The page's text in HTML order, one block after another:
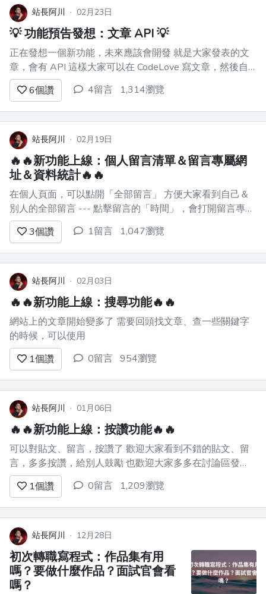
站長阿川 · 02月23日
💡 功能預告發想：文章 API 💡
正在發想一個新功能，未來應該會開發 就是大家發表的文
章，會有 API 這樣大家可以在 CodeLove 寫文章，然後自
己另外架部落格，撈自己文章的 API 比方說
`https://codelove.tw/api/@howtomakeaturn/posts` 類似這
樣 就拿到...
6個讚 4留言 1,314瀏覽
站長阿川 · 02月19日
🔥🔥新功能上線：個人留言清單＆留言專屬網
址＆資料統計🔥🔥
在個人頁面，可以點開「全部留言」 方便大家看到自己＆
別人的全部留言 --- 點擊留言的「時間」，會打開留言專屬
網址 方便讓留言有獨立網址，可以被分享、轉載出去 ---
並且，新增「資料統計」小區塊 方便查看目前已發表多少
資料 --- 網站功能持續...
3個讚 1留言 1,047瀏覽
站長阿川 · 02月03日
🔥🔥新功能上線：搜尋功能🔥🔥
網站上的文章開始變多了 需要回頭找文章、查一些關鍵字
的時候，可以使用
1個讚 0留言 954瀏覽
站長阿川 · 01月06日
🔥🔥新功能上線：按讚功能🔥🔥
可以對貼文、留言，按讚了 歡迎大家看到不錯的貼文、留
言，多多按讚，給別人鼓勵 也歡迎大家多多在討論區發
問、討論，這些發問＆回答，也都可以累積讚數 之後會開
發「讚數的個人統計功能」，讓累積讚數，顯示在個人檔案
1個讚 0留言 1,209瀏覽
站長阿川 · 12月28日
初次轉職寫程式：作品集有用
嗎？要做什麼作品？面試官會看
嗎？